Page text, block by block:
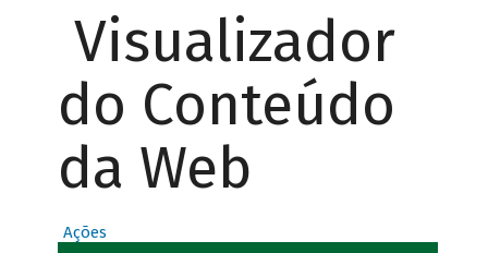
Visualizador
do Conteúdo
da Web
Ações